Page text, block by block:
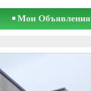
Мои Объявления